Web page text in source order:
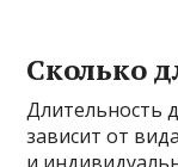
Сколько
Длительность
зависит от